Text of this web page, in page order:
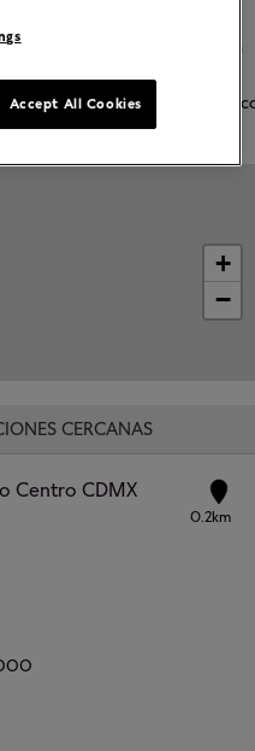
esterlina y metales Pandora
aretes y collares
+
−
CERCANAS
Centro CDMX
0.2km
Accept All Cookies